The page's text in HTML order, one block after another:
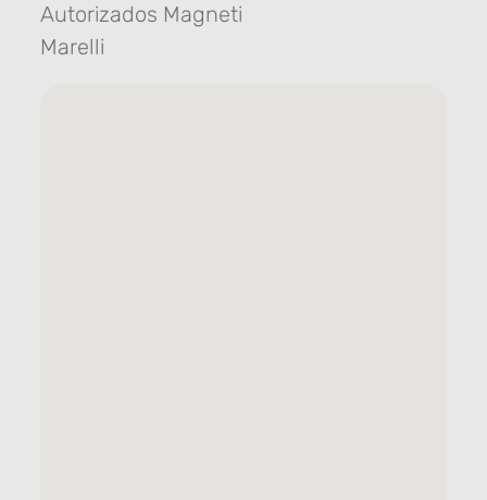
Autorizados Magneti
Marelli